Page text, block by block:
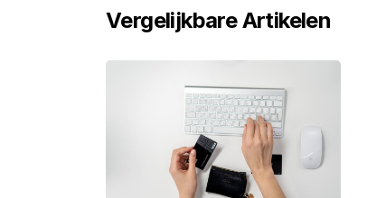
Vergelijkbare Artikelen